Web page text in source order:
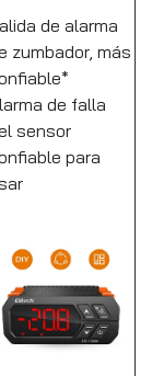
de alarma
zumbador, más
de falla
sensor
para